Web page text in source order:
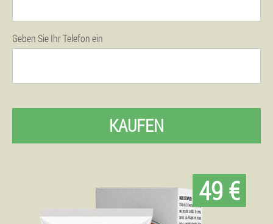
Geben Sie Ihr Telefon ein
KAUFEN
49 €